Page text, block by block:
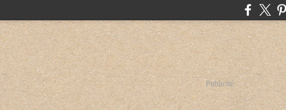
Publicité